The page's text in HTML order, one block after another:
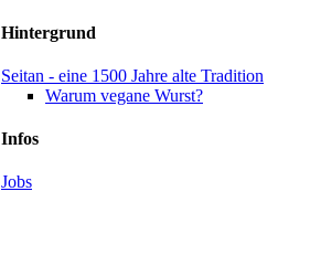
Hintergrund
Seitan - eine 1500 Jahre alte Tradition
Warum vegane Wurst?
Infos
Jobs